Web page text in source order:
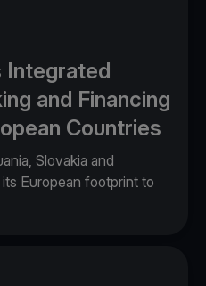
Integrated
and Financing
Countries
Slovakia and
European footprint to